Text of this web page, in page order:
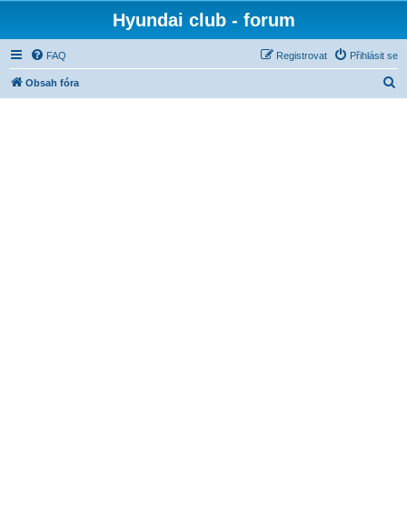
Hyundai club - forum
FAQ Přihlásit se
Registrovat
Obsah fóra